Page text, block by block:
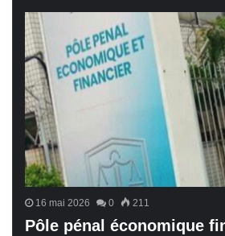
16 mai 2026 0 211
Pôle pénal économique